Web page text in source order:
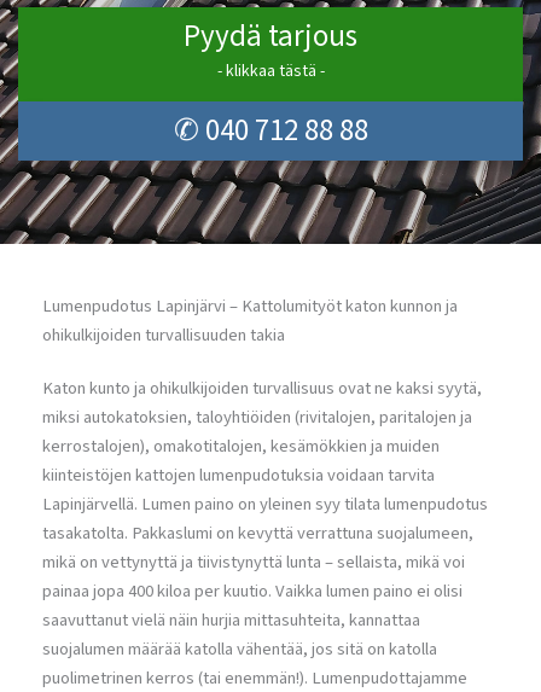
Pyydä tarjous
- klikkaa tästä -
✆ 040 712 88 88
Lumenpudotus Lapinjärvi – Kattolumityöt katon kunnon ja
ohikulkijoiden turvallisuuden takia
Katon kunto ja ohikulkijoiden turvallisuus ovat ne kaksi syytä,
miksi autokatoksien, taloyhtiöiden (rivitalojen, paritalojen ja
kerrostalojen), omakotitalojen, kesämökkien ja muiden
kiinteistöjen kattojen lumenpudotuksia voidaan tarvita
Lapinjärvellä. Lumen paino on yleinen syy tilata lumenpudotus
tasakatolta. Pakkaslumi on kevyttä verrattuna suojalumeen,
mikä on vettynyttä ja tiivistynyttä lunta – sellaista, mikä voi
painaa jopa 400 kiloa per kuutio. Vaikka lumen paino ei olisi
saavuttanut vielä näin hurjia mittasuhteita, kannattaa
suojalumen määrää katolla vähentää, jos sitä on katolla
puolimetrinen kerros (tai enemmän!). Lumenpudottajamme